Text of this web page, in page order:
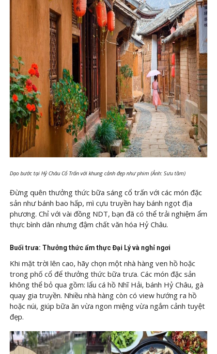
Dạo bước tại Hỷ Châu Cổ Trấn với khung cảnh đẹp như phim (Ảnh: Sưu tầm)
Đừng quên thưởng thức bữa sáng cổ trấn với các món đặc
sản như bánh bao hấp, mì cựu truyền hay bánh ngọt địa
phương. Chỉ với vài đồng NDT, bạn đã có thể trải nghiệm ẩm
thực bình dân nhưng đậm chất văn hóa Hỷ Châu.
Buổi trưa: Thưởng thức ẩm thực Đại Lý và nghỉ ngơi
Khi mặt trời lên cao, hãy chọn một nhà hàng ven hồ hoặc
trong phố cổ để thưởng thức bữa trưa. Các món đặc sản
không thể bỏ qua gồm: lẩu cá hồ Nhĩ Hải, bánh Hỷ Châu, gà
quay gia truyền. Nhiều nhà hàng còn có view hướng ra hồ
hoặc núi, giúp bữa ăn vừa ngon miệng vừa ngắm cảnh tuyệt
đẹp.